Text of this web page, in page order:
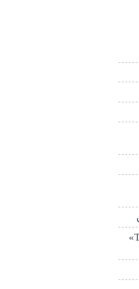
داستان کوتاه انگلیسی « The purpose of life»